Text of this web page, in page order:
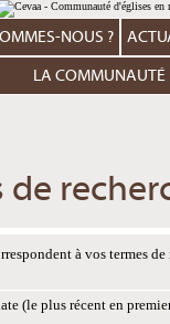
NOUS ?
LA COMMUNAUTÉ
de
à vos termes de
(le plus récent en